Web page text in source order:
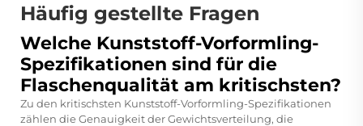
Häufig gestellte Fragen
Welche Kunststoff-Vorformling-
Spezifikationen sind für die
Flaschenqualität am kritischsten?
Zu den kritischsten Kunststoff-Vorformling-Spezifikationen
zählen die Genauigkeit der Gewichtsverteilung, die